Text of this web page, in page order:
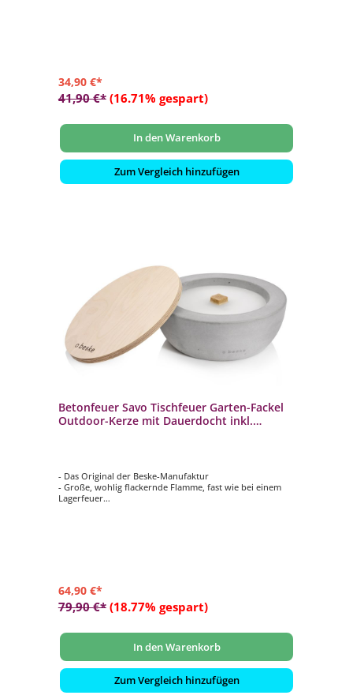
34,90 €*
41,90 €* (16.71% gespart)
In den Warenkorb
Zum Vergleich hinzufügen
Betonfeuer Savo Tischfeuer Garten-Fackel
Outdoor-Kerze mit Dauerdocht inkl.
- Das Original der Beske-Manufaktur
- Große, wohlig flackernde Flamme, fast wie bei einem
Lagerfeuer
64,90 €*
79,90 €* (18.77% gespart)
In den Warenkorb
Zum Vergleich hinzufügen